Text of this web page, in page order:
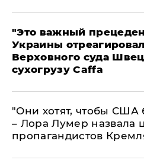
"Это важный
Украины
Верховного суда
сухогрузу Caffa
"Они хотят, чтобы
– Лора Лумер назвала
пропагандистов